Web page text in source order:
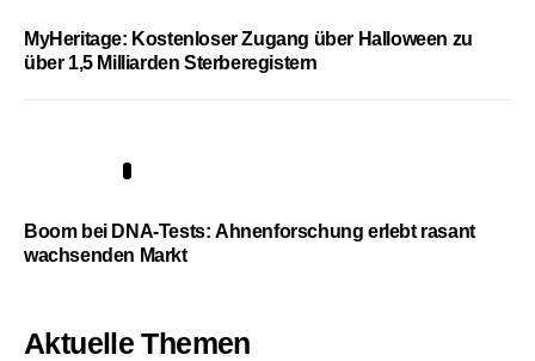
MyHeritage: Kostenloser Zugang über Halloween zu
über 1,5 Milliarden Sterberegistern
Boom bei DNA-Tests: Ahnenforschung erlebt rasant
wachsenden Markt
Aktuelle Themen